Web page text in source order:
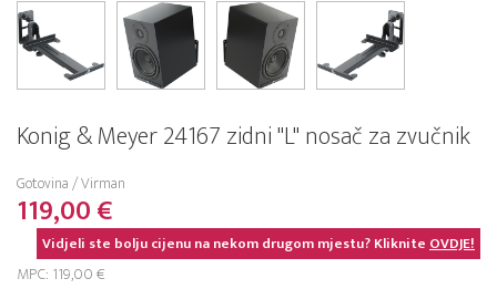
Konig & Meyer 24167 zidni "L" nosač za zvučnik
Gotovina / Virman
119,00 €
Vidjeli ste bolju cijenu na nekom drugom mjestu? KlikniteOVDJE!
MPC: 119,00 €